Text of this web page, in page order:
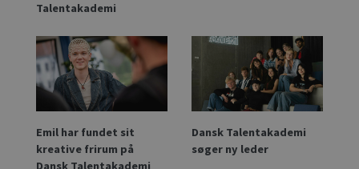
Talentakademi
Emil har fundet sit
kreative frirum på
Dansk Talentakademi
Dansk Talentakademi
søger ny leder